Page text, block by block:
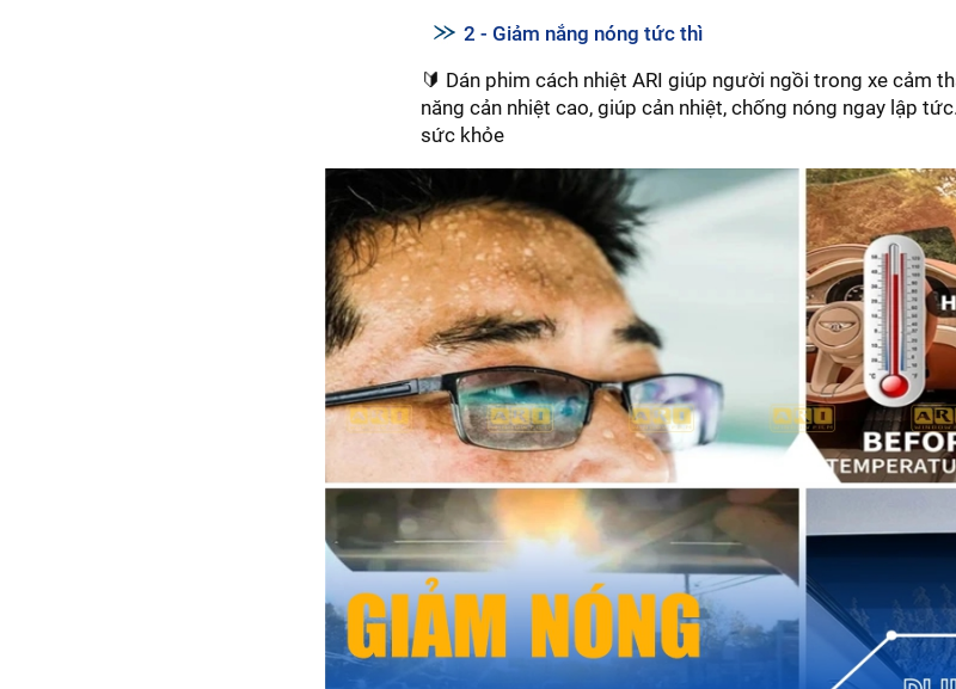
2 - Giảm nắng nóng tức thì
🔰 Dán phim cách nhiệt ARI giúp người ngồi trong xe cảm
năng cản nhiệt cao, giúp cản nhiệt, chống nóng ngay lập
sức khỏe